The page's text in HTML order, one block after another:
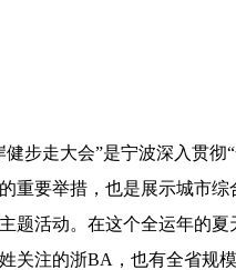
健步走大会”是宁波深入贯
重要举措，也是展示城市
题活动。在这个全运年的
关注的浙BA，也有全省